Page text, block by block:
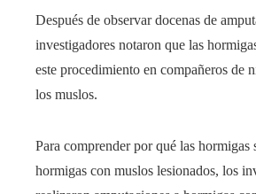
Después de observar docenas de
investigadores notaron que las
este procedimiento en compañeros de
los muslos.
Para comprender por qué las hormigas
hormigas con muslos lesionados, los